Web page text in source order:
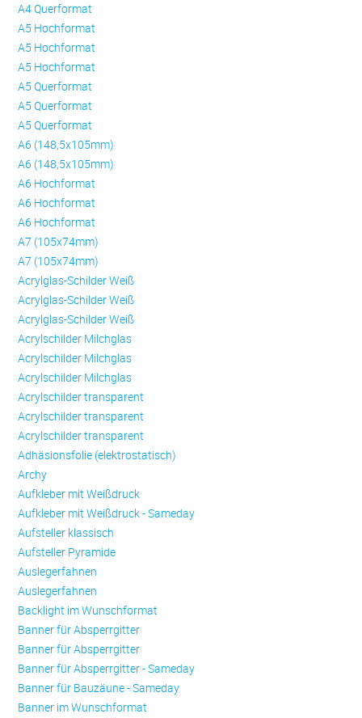
A4 Querformat
A5 Hochformat
A5 Hochformat
A5 Hochformat
A5 Querformat
A5 Querformat
A5 Querformat
A6 (148,5x105mm)
A6 (148,5x105mm)
A6 Hochformat
A6 Hochformat
A6 Hochformat
A7 (105x74mm)
A7 (105x74mm)
Acrylglas-Schilder Weiß
Acrylglas-Schilder Weiß
Acrylglas-Schilder Weiß
Acrylschilder Milchglas
Acrylschilder Milchglas
Acrylschilder Milchglas
Acrylschilder transparent
Acrylschilder transparent
Acrylschilder transparent
Adhäsionsfolie (elektrostatisch)
Archy
Aufkleber mit Weißdruck
Aufkleber mit Weißdruck - Sameday
Aufsteller klassisch
Aufsteller Pyramide
Auslegerfahnen
Auslegerfahnen
Backlight im Wunschformat
Banner für Absperrgitter
Banner für Absperrgitter
Banner für Absperrgitter - Sameday
Banner für Bauzäune - Sameday
Banner im Wunschformat